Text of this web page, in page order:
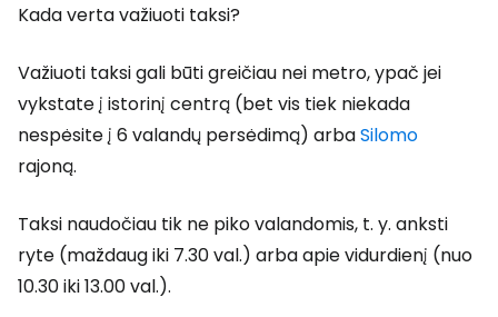
Kada verta važiuoti taksi?
Važiuoti taksi gali būti greičiau nei metro, ypač jei
vykstate į istorinį centrą (bet vis tiek niekada
nespėsite į 6 valandų persėdimą) arbaSilomo
rajoną.
Taksi naudočiau tik ne piko valandomis, t. y. anksti
ryte (maždaug iki 7.30 val.) arba apie vidurdienį (nuo
10.30 iki 13.00 val.).